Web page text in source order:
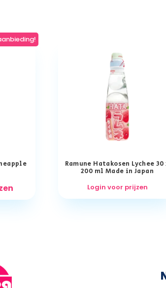
Ramune Hatakosen Lychee 30
200 ml Made in Japan
Login voor prijzen